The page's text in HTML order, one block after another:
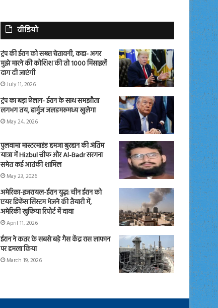
वीडियो
ट्रंप की ईरान को सख्त चेतावनी, कहा- अगर
मुझे मारने की कोशिश की तो 1000 मिसाइलें
दाग दी जाएंगी
July 11, 2026
ट्रंप का बड़ा ऐलान- ईरान के साथ समझौता
लगभग तय, हार्मुज जलडमरूमध्य खुलेगा
May 24, 2026
पुलवामा मास्टरमाइंड हमजा बुरहान की अंतिम
यात्रा में Hizbul चीफ और Al-Badr सरगना
समेत कई आतंकी शामिल
May 23, 2026
अमेरिका-इजरायल-ईरान युद्ध: चीन ईरान को
एयर डिफेंस सिस्टम भेजने की तैयारी में,
अमेरिकी खुफिया रिपोर्ट में दावा
April 11, 2026
ईरान ने कतर के सबसे बड़े गैस केंद्र रास लाफान
पर हमला किया
March 19, 2026